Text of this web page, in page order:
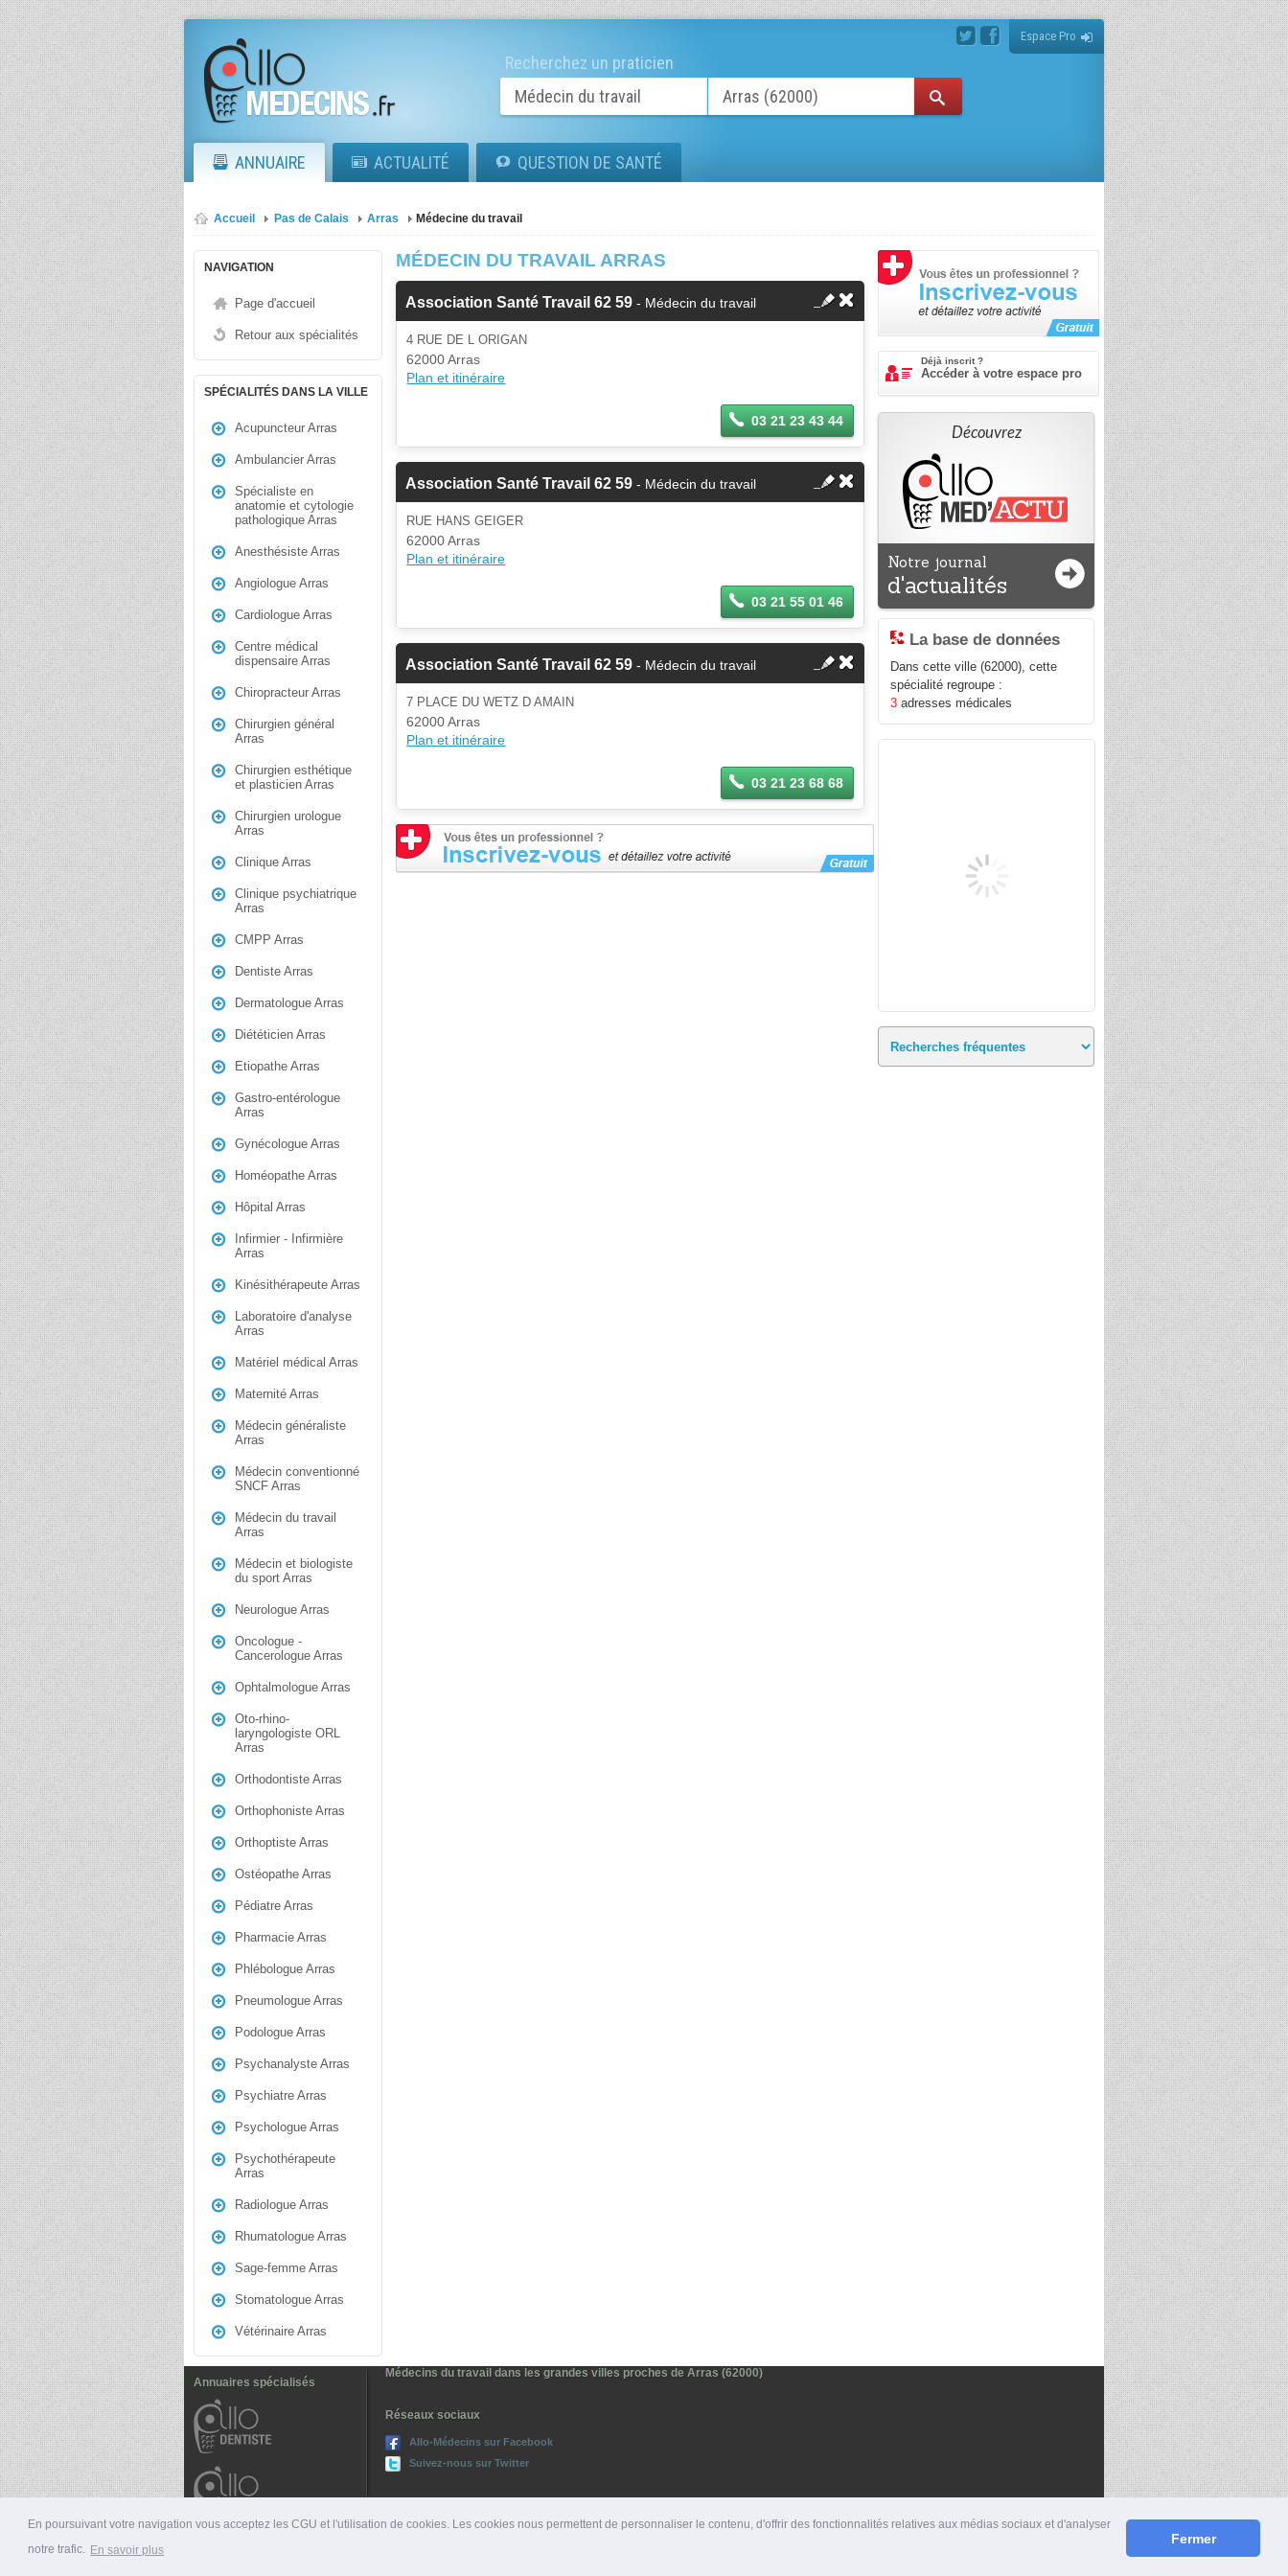
En poursuivant votre navigation vous acceptez les CGU et l'utilisation de cookies. Les cookies nous permettent de personnaliser le contenu, d'offrir des fonctionnalités relatives aux médias sociaux et d'analyser
notre trafic. En savoir plus
Fermer
Espace Pro
Recherchez un praticien
ANNUAIRE ACTUALITÉ QUESTION DE SANTÉ
Accueil Pas de Calais Arras Médecine du travail
NAVIGATION
Page d'accueil
Retour aux spécialités
SPÉCIALITÉS DANS LA VILLE
Acupuncteur Arras
Ambulancier Arras
Spécialiste en
anatomie et cytologie
pathologique Arras
Anesthésiste Arras
Angiologue Arras
Cardiologue Arras
Centre médical
dispensaire Arras
Chiropracteur Arras
Chirurgien général
Arras
Chirurgien esthétique
et plasticien Arras
Chirurgien urologue
Arras
Clinique Arras
Clinique psychiatrique
Arras
CMPP Arras
Dentiste Arras
Dermatologue Arras
Diététicien Arras
Etiopathe Arras
Gastro-entérologue
Arras
Gynécologue Arras
Homéopathe Arras
Hôpital Arras
Infirmier - Infirmière
Arras
Kinésithérapeute Arras
Laboratoire d'analyse
Arras
Matériel médical Arras
Maternité Arras
Médecin généraliste
Arras
Médecin conventionné
SNCF Arras
Médecin du travail
Arras
Médecin et biologiste
du sport Arras
Neurologue Arras
Oncologue -
Cancerologue Arras
Ophtalmologue Arras
Oto-rhino-
laryngologiste ORL
Arras
Orthodontiste Arras
Orthophoniste Arras
Orthoptiste Arras
Ostéopathe Arras
Pédiatre Arras
Pharmacie Arras
Phlébologue Arras
Pneumologue Arras
Podologue Arras
Psychanalyste Arras
Psychiatre Arras
Psychologue Arras
Psychothérapeute
Arras
Radiologue Arras
Rhumatologue Arras
Sage-femme Arras
Stomatologue Arras
Vétérinaire Arras
MÉDECIN DU TRAVAIL ARRAS
Association Santé Travail 62 59 - Médecin du travail
4 RUE DE L ORIGAN
62000 Arras
Plan et itinéraire
03 21 23 43 44
Association Santé Travail 62 59 - Médecin du travail
RUE HANS GEIGER
62000 Arras
Plan et itinéraire
03 21 55 01 46
Association Santé Travail 62 59 - Médecin du travail
7 PLACE DU WETZ D AMAIN
62000 Arras
Plan et itinéraire
03 21 23 68 68
Déjà inscrit ?
Accéder à votre espace pro
Découvrez
Notre journal
d'actualités
La base de données
Dans cette ville (62000), cette
spécialité regroupe :
3 adresses médicales
Annuaires spécialisés
Médecins du travail dans les grandes villes proches de Arras (62000)
Réseaux sociaux
Allo-Médecins sur Facebook
Suivez-nous sur Twitter